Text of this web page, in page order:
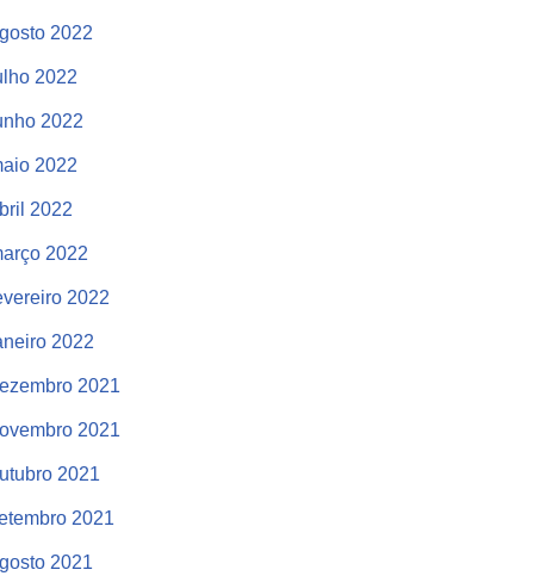
2022
2022
2022
2022
2022
2022
2022
2022
2021
2021
2021
2021
2021